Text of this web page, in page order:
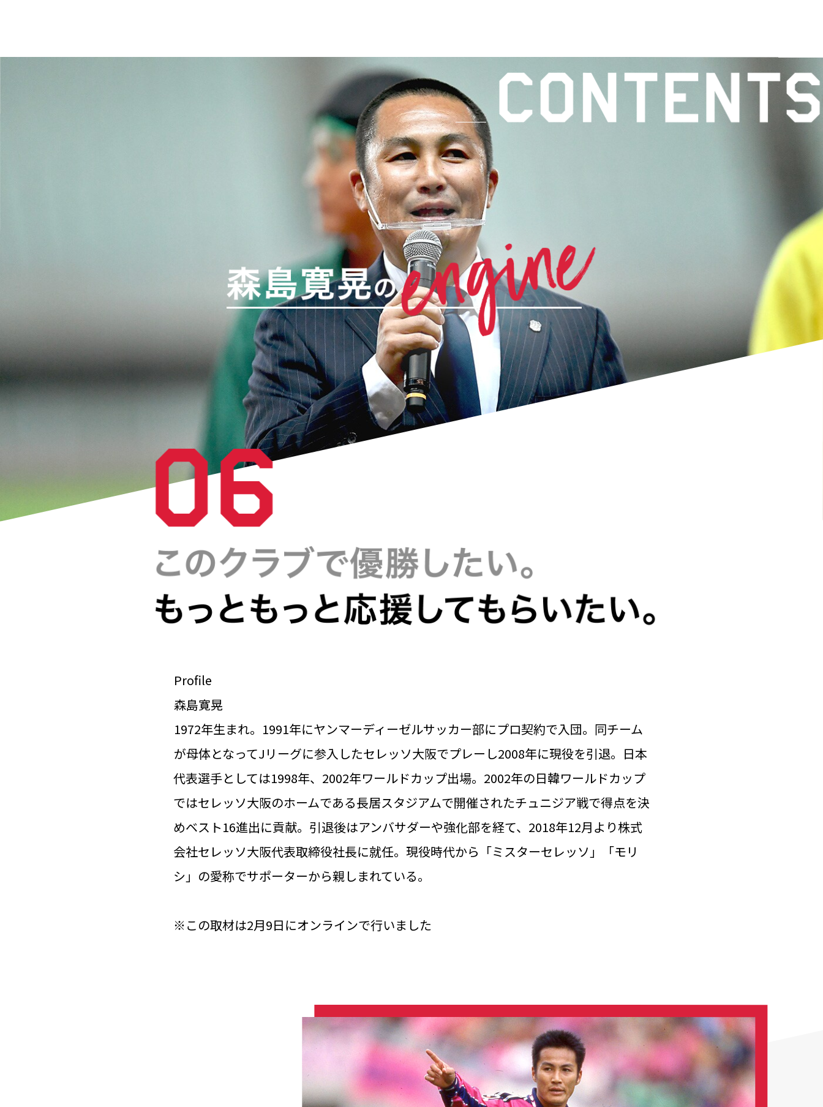
Profile
森島寛晃
1972年生まれ。1991年にヤンマーディーゼルサッカー部にプロ契約で入団。同チーム
が母体となってJリーグに参入したセレッソ大阪でプレーし2008年に現役を引退。日本
代表選手としては1998年、2002年ワールドカップ出場。2002年の日韓ワールドカップ
ではセレッソ大阪のホームである長居スタジアムで開催されたチュニジア戦で得点を決
めベスト16進出に貢献。引退後はアンバサダーや強化部を経て、2018年12月より株式
会社セレッソ大阪代表取締役社長に就任。現役時代から「ミスターセレッソ」「モリ
シ」の愛称でサポーターから親しまれている。
※この取材は2月9日にオンラインで行いました